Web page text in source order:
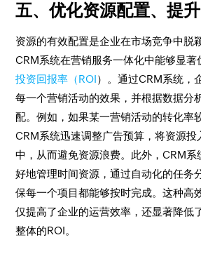
五、优化资源配置、提升
资源的有效配置是企业在市场竞争中脱
CRM系统在营销服务一体化中能够显著
投资回报率（ROI）。通过CRM系统，
每一个营销活动的效果，并根据数据分
配。例如，如果某一营销活动的转化率
CRM系统迅速调整广告预算，将资源投
中，从而避免资源浪费。此外，CRM系
好地管理时间资源，通过自动化的任务
保每一个项目都能够按时完成。这种高
仅提高了企业的运营效率，还显著降低
整体的ROI。